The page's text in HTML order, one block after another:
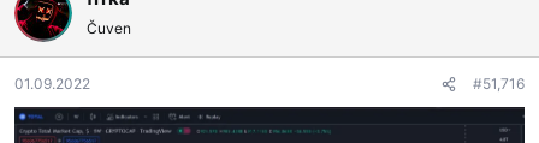
o
v
a
n
j
a
Čuven
01.09.2022 #51,716